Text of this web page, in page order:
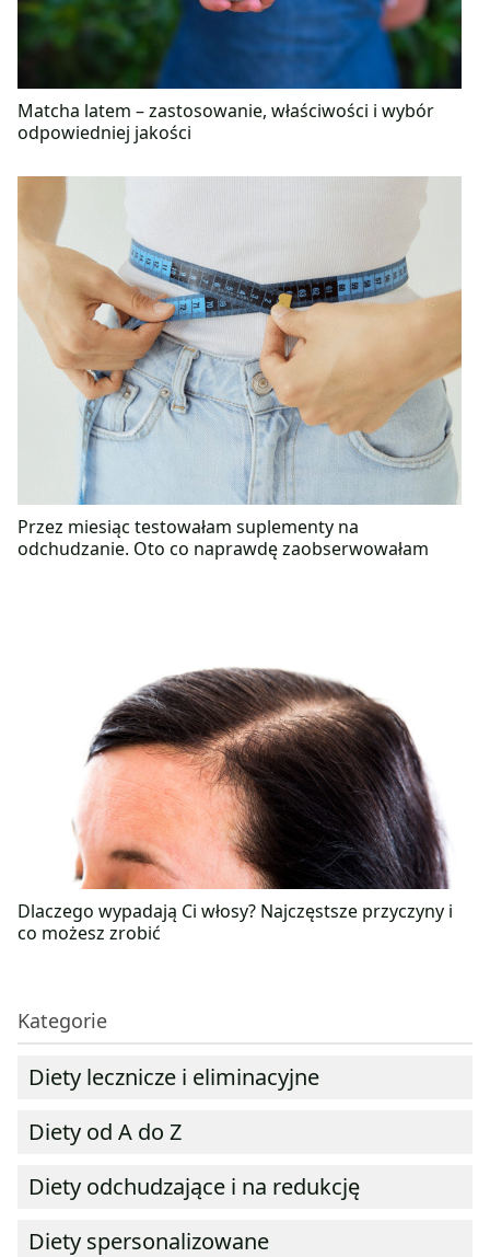
Matcha latem – zastosowanie, właściwości i wybór
odpowiedniej jakości
Przez miesiąc testowałam suplementy na
odchudzanie. Oto co naprawdę zaobserwowałam
Dlaczego wypadają Ci włosy? Najczęstsze przyczyny i
co możesz zrobić
Kategorie
Diety lecznicze i eliminacyjne
Diety od A do Z
Diety odchudzające i na redukcję
Diety spersonalizowane